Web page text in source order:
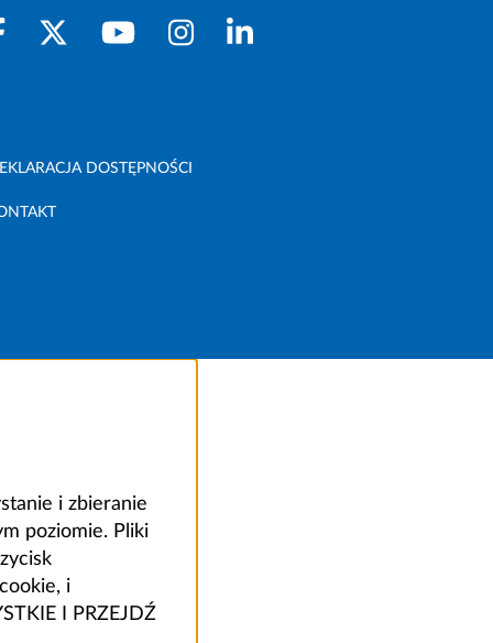
DOSTĘPNOŚCI
i zbieranie
poziomie. Pliki
i
I PRZEJDŹ